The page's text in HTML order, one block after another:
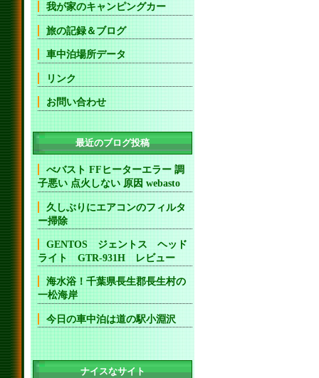
我が家のキャンピングカー
旅の記録＆ブログ
車中泊場所データ
リンク
お問い合わせ
最近のブログ投稿
べバスト FFヒーターエラー 調
子悪い 点火しない 原因 webasto
久しぶりにエアコンのフィルタ
ー掃除
GENTOS ジェントス ヘッド
ライト GTR-931H レビュー
海水浴！千葉県長生郡長生村の
一松海岸
今日の車中泊は道の駅小淵沢
ナイスなサイト